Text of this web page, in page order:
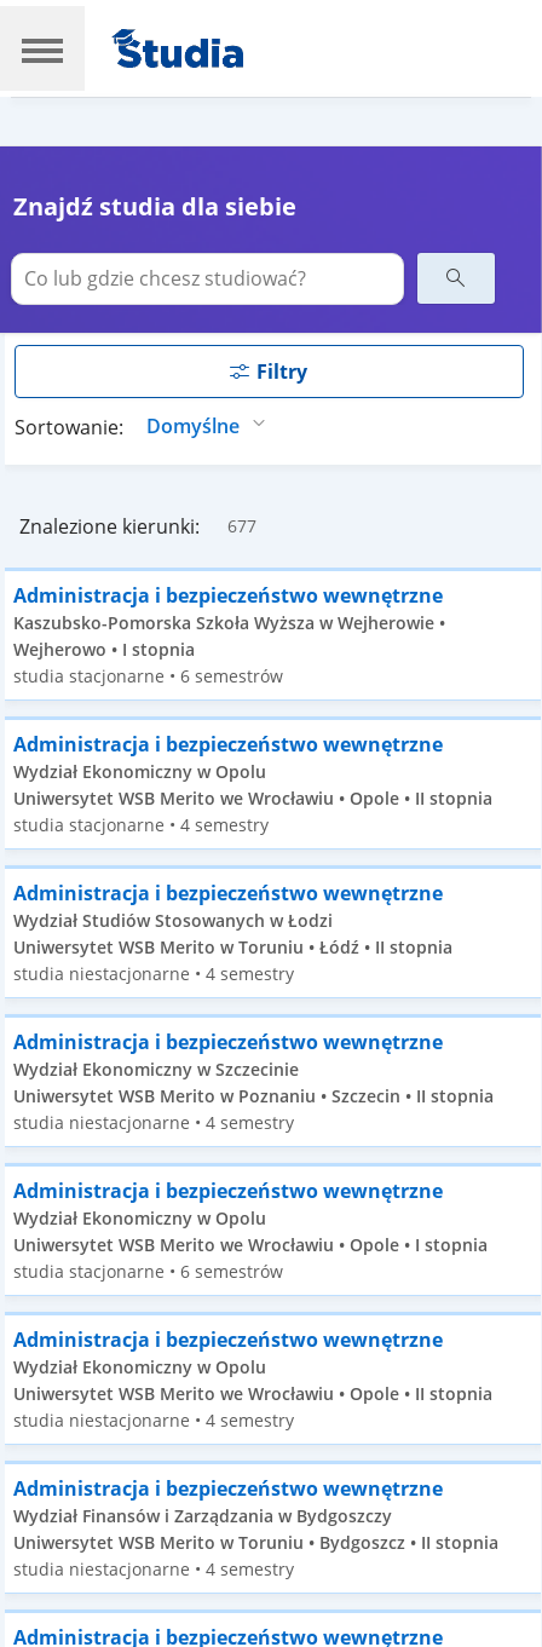
Znajdź studia dla siebie
Filtry
Sortowanie:
Znalezione kierunki: 677
Administracja i bezpieczeństwo wewnętrzne
Kaszubsko-Pomorska Szkoła Wyższa w Wejherowie •
Wejherowo • I stopnia
studia stacjonarne • 6 semestrów
Administracja i bezpieczeństwo wewnętrzne
Wydział Ekonomiczny w Opolu
Uniwersytet WSB Merito we Wrocławiu • Opole • II stopnia
studia stacjonarne • 4 semestry
Administracja i bezpieczeństwo wewnętrzne
Wydział Studiów Stosowanych w Łodzi
Uniwersytet WSB Merito w Toruniu • Łódź • II stopnia
studia niestacjonarne • 4 semestry
Administracja i bezpieczeństwo wewnętrzne
Wydział Ekonomiczny w Szczecinie
Uniwersytet WSB Merito w Poznaniu • Szczecin • II stopnia
studia niestacjonarne • 4 semestry
Administracja i bezpieczeństwo wewnętrzne
Wydział Ekonomiczny w Opolu
Uniwersytet WSB Merito we Wrocławiu • Opole • I stopnia
studia stacjonarne • 6 semestrów
Administracja i bezpieczeństwo wewnętrzne
Wydział Ekonomiczny w Opolu
Uniwersytet WSB Merito we Wrocławiu • Opole • II stopnia
studia niestacjonarne • 4 semestry
Administracja i bezpieczeństwo wewnętrzne
Wydział Finansów i Zarządzania w Bydgoszczy
Uniwersytet WSB Merito w Toruniu • Bydgoszcz • II stopnia
studia niestacjonarne • 4 semestry
Administracja i bezpieczeństwo wewnętrzne